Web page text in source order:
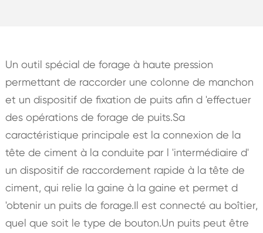
Un outil spécial de forage à haute pression
permettant de raccorder une colonne de manchon
et un dispositif de fixation de puits afin d 'effectuer
des opérations de forage de puits.Sa
caractéristique principale est la connexion de la
tête de ciment à la conduite par l 'intermédiaire d'
un dispositif de raccordement rapide à la tête de
ciment, qui relie la gaine à la gaine et permet d
'obtenir un puits de forage.Il est connecté au boîtier,
quel que soit le type de bouton.Un puits peut être